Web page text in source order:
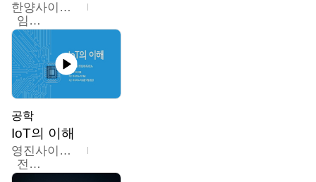
한양사이버대학교
임동균
공학
IoT의 이해
영진사이버대학교
전병현